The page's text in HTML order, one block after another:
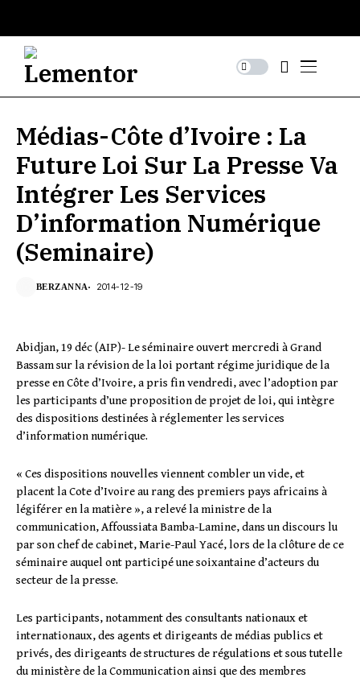
Médias-Côte d’Ivoire : La
Future Loi Sur La Presse Va
Intégrer Les Services
D’information Numérique
(Seminaire)
BERZANNA 2014-12-19
Abidjan, 19 déc (AIP)- Le séminaire ouvert mercredi à Grand
Bassam sur la révision de la loi portant régime juridique de la
presse en Côte d’Ivoire, a pris fin vendredi, avec l’adoption par
les participants d’une proposition de projet de loi, qui intègre
des dispositions destinées à réglementer les services
d’information numérique.
« Ces dispositions nouvelles viennent combler un vide, et
placent la Cote d’Ivoire au rang des premiers pays africains à
légiférer en la matière », a relevé la ministre de la
communication, Affoussiata Bamba-Lamine, dans un discours lu
par son chef de cabinet, Marie-Paul Yacé, lors de la clôture de ce
séminaire auquel ont participé une soixantaine d’acteurs du
secteur de la presse.
Les participants, notamment des consultants nationaux et
internationaux, des agents et dirigeants de médias publics et
privés, des dirigeants de structures de régulations et sous tutelle
du ministère de la Communication ainsi que des membres